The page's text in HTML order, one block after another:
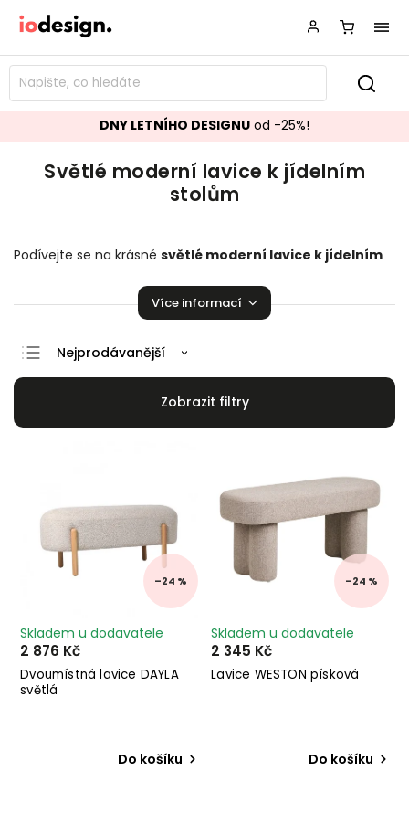
DNY LETNÍHO DESIGNU od -25%!
Světlé moderní lavice k jídelním
stolům
Podívejte se na krásné světlé moderní lavice k jídelním
je zde z několika kusů. Je radost na nich sedět!
Více informací
Doporučujeme
Nejprodávanější
–24 %
Dvoumístná lavice DAYLA
světlá
Skladem u dodavatele
2 876 Kč
Do košíku
–24 %
Lavice WESTON písková
Skladem u dodavatele
2 345 Kč
Do košíku